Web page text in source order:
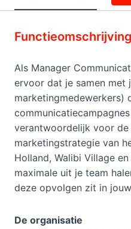
Functieomschrijving
Als Manager
ervoor dat je samen met
marketingmedewerkers)
verantwoordelijk voor
marketingstrategie van
Holland, Walibi Village
maximale uit je team
deze opvolgen zit in
De organisatie